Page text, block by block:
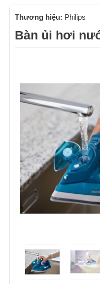
Thương hiệu: Philips
Bàn ủi hơi